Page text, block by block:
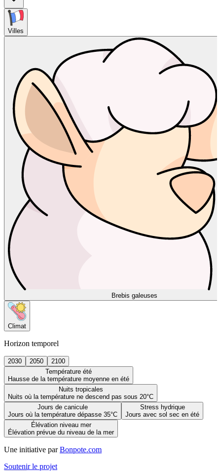
Villes
Brebis galeuses
Climat
Horizon temporel
2030 2050
2100
Température été
Hausse de la température moyenne en été
Nuits tropicales
Nuits où la température ne descend pas sous 20°C
Jours de canicule
Jours où la température dépasse 35°C
Stress hydrique
Jours avec sol sec en été
Élévation niveau mer
Élévation prévue du niveau de la mer
Une initiative par Bonpote.com
Soutenir le projet